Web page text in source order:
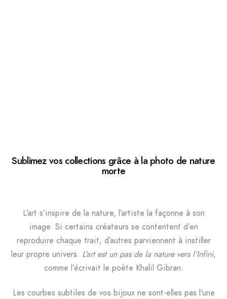
Sublimez vos collections grâce à la photo de nature
morte
L’art s’inspire de la nature, l’artiste la façonne à son
image. Si certains créateurs se contentent d’en
reproduire chaque trait, d’autres parviennent à instiller
leur propre univers. L’art est un pas de la nature vers l’Infini,
comme l’écrivait le poète Khalil Gibran.
Les courbes subtiles de vos bijoux ne sont-elles pas l’une